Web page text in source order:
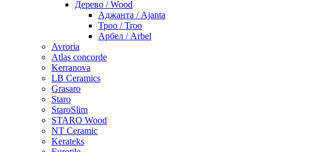
Дерево / Wood
Аджанта / Ajanta
Троо / Troo
Арбел / Arbel
Avroria
Atlas concorde
Kerranova
LB Ceramics
Grasaro
Staro
StaroSlim
STARO Wood
NT Ceramic
Kerateks